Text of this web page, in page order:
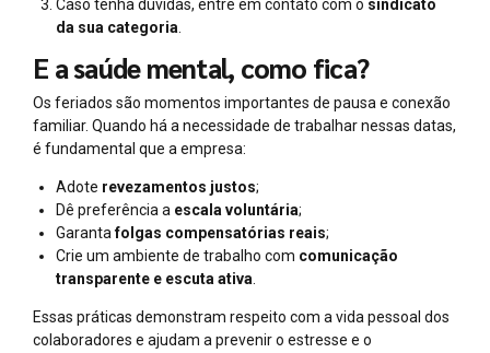
Caso tenha dúvidas, entre em contato com o sindicato
da sua categoria.
E a saúde mental, como fica?
Os feriados são momentos importantes de pausa e conexão
familiar. Quando há a necessidade de trabalhar nessas datas,
é fundamental que a empresa:
Adote revezamentos justos;
Dê preferência a escala voluntária;
Garantafolgas compensatórias reais;
Crie um ambiente de trabalho com comunicação
transparente e escuta ativa.
Essas práticas demonstram respeito com a vida pessoal dos
colaboradores e ajudam a prevenir o estresse e o